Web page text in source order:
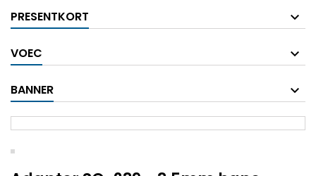
PRESENTKORT
VOEC
BANNER